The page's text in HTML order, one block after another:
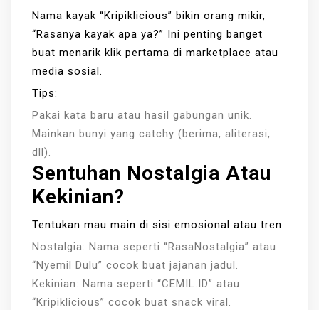
Nama kayak “Kripiklicious” bikin orang mikir,
“Rasanya kayak apa ya?” Ini penting banget
buat menarik klik pertama di marketplace atau
media sosial.
Tips:
Pakai kata baru atau hasil gabungan unik.
Mainkan bunyi yang catchy (berima, aliterasi,
dll).
Sentuhan Nostalgia Atau
Kekinian?
Tentukan mau main di sisi emosional atau tren:
Nostalgia: Nama seperti “RasaNostalgia” atau
“Nyemil Dulu” cocok buat jajanan jadul.
Kekinian: Nama seperti “CEMIL.ID” atau
“Kripiklicious” cocok buat snack viral.